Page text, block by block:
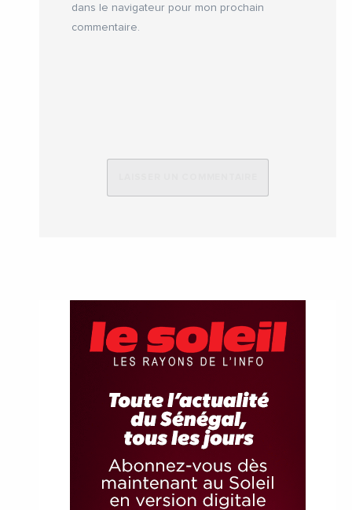
dans le navigateur pour mon prochain
commentaire.